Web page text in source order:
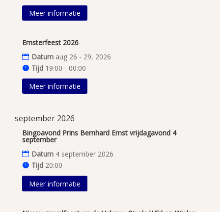
Meer informatie
Emsterfeest 2026
Datum aug 26 - 29, 2026
Tijd 19:00 - 00:00
Meer informatie
september 2026
Bingoavond Prins Bernhard Emst vrijdagavond 4
september
Datum 4 september 2026
Tijd 20:00
Meer informatie